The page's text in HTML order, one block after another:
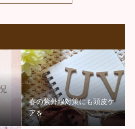
春の紫外線対策にも頭皮ケ
アを